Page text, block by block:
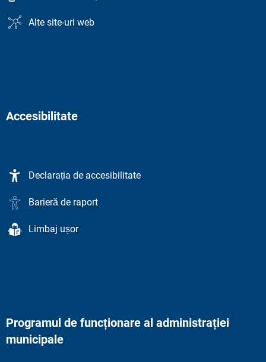
Alte site-uri web
Accesibilitate
Declarația de accesibilitate
Barieră de raport
Limbaj ușor
Programul de funcționare al administrației
municipale